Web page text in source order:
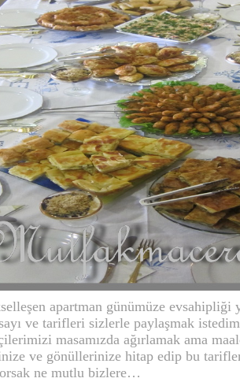
apartman günümüze evsahipliği
ve tarifleri sizlerle paylaşmak
masamızda ağırlamak ama
ve gönüllerinize hitap edip bu
ne mutlu bizlere…